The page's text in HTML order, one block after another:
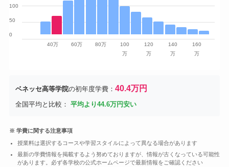
0
50
100
40万 60万 80万
100
万
120
万
140
万
160
万
ベネッセ高等学院の初年度学費： 40.4万円
全国平均と比較： 平均より44.6万円安い
※ 学費に関する注意事項
授業料は選択するコースや学習スタイルによって異なる場合があります
最新の学費情報を掲載するよう努めておりますが、情報が古くなっている可能性
があります。必ず各学校の公式ホームページで最新情報をご確認ください